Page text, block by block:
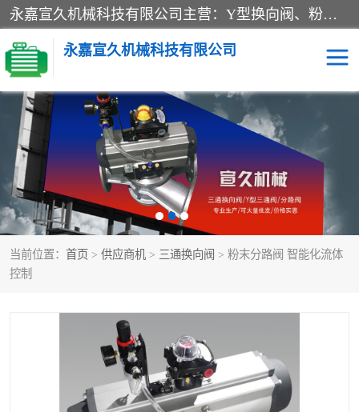
永嘉宣久机械科技有限公司主营：Y型换向阀、粉体换向阀、板式换向阀、三通换向阀、三通换向器、三通分路阀、管路换向阀等产品及服务。
永嘉宣久机械科技有限公司
当前位置： 首页 > 供应商机 > 三通换向阀 > 粉末分路阀 智能化流体
控制
换向阀 Y型换向阀
板式换向阀 粉料换向阀
粉体换向阀 管道换向阀
管路换向阀 三通换向阀
不锈钢三通阀